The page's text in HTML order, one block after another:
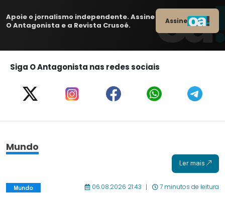
Apoie o jornalismo independente. Assine
O Antagonista e a Revista Crusoé.
Assine
Siga O Antagonista nas redes sociais
Mundo
Ler mais
Mundo 06.08.2026 21:43 7 minutos de leitura